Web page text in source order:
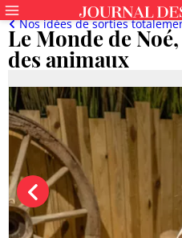
Le Monde de
des animaux
Nos idées de sorties totalement originales à